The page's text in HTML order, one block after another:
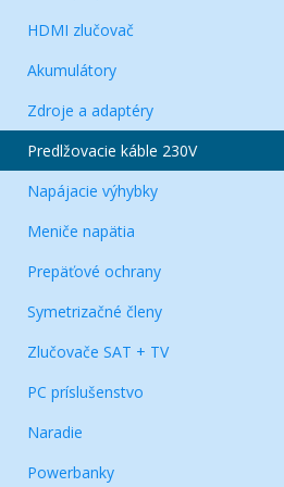
HDMI zlučovač
Akumulátory
Zdroje a adaptéry
Predlžovacie káble 230V
Napájacie výhybky
Meniče napätia
Prepäťové ochrany
Symetrizačné členy
Zlučovače SAT + TV
PC príslušenstvo
Naradie
Powerbanky